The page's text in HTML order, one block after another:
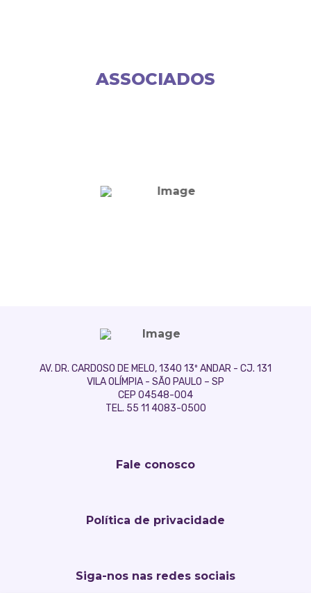
ASSOCIADOS
AV. DR. CARDOSO DE MELO, 1340 13º ANDAR - CJ. 131
VILA OLÍMPIA - SÃO PAULO – SP
CEP 04548-004
TEL. 55 11 4083-0500
Fale conosco
Política de privacidade
Siga-nos nas redes sociais